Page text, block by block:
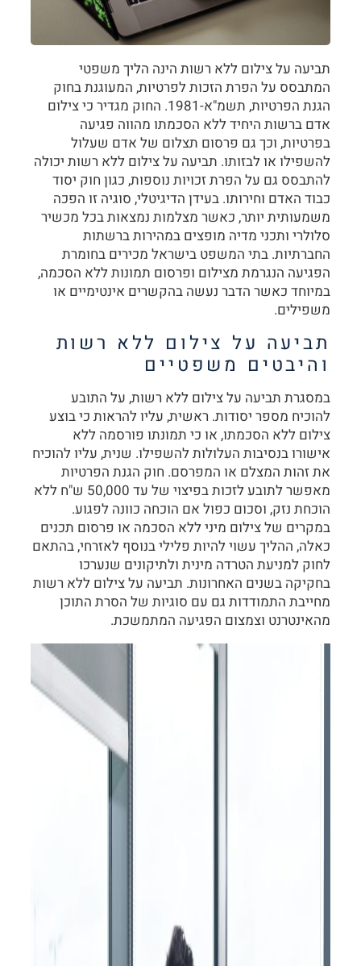
תביעה על צילום ללא רשות הינה הליך משפטי
המתבסס על הפרת הזכות לפרטיות, המעוגנת בחוק
הגנת הפרטיות, תשמ"א-1981. החוק מגדיר כי צילום
אדם ברשות היחיד ללא הסכמתו מהווה פגיעה
בפרטיות, וכך גם פרסום תצלום של אדם שעלול
להשפילו או לבזותו. תביעה על צילום ללא רשות יכולה
להתבסס גם על הפרת זכויות נוספות, כגון חוק יסוד
כבוד האדם וחירותו. בעידן הדיגיטלי, סוגיה זו הפכה
משמעותית יותר, כאשר מצלמות נמצאות בכל מכשיר
סלולרי ותכני מדיה מופצים במהירות ברשתות
החברתיות. בתי המשפט בישראל מכירים בחומרת
הפגיעה הנגרמת מצילום ופרסום תמונות ללא הסכמה,
במיוחד כאשר הדבר נעשה בהקשרים אינטימיים או
משפילים.
תביעה על צילום ללא רשות
והיבטים משפטיים
במסגרת תביעה על צילום ללא רשות, על התובע
להוכיח מספר יסודות. ראשית, עליו להראות כי בוצע
צילום ללא הסכמתו, או כי תמונתו פורסמה ללא
אישורו בנסיבות העלולות להשפילו. שנית, עליו להוכיח
את זהות המצלם או המפרסם. חוק הגנת הפרטיות
מאפשר לתובע לזכות בפיצוי של עד 50,000 ש"ח ללא
הוכחת נזק, וסכום כפול אם הוכחה כוונה לפגוע.
במקרים של צילום מיני ללא הסכמה או פרסום תכנים
כאלה, ההליך עשוי להיות פלילי בנוסף לאזרחי, בהתאם
לחוק למניעת הטרדה מינית ולתיקונים שנערכו
בחקיקה בשנים האחרונות. תביעה על צילום ללא רשות
מחייבת התמודדות גם עם סוגיות של הסרת התוכן
מהאינטרנט וצמצום הפגיעה המתמשכת.